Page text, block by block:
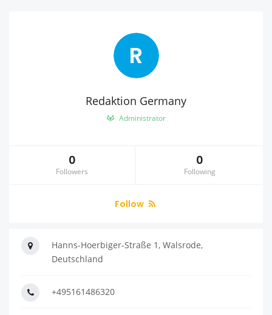
R
Redaktion Germany
Administrator
0
Followers
0
Following
Follow
Hanns-Hoerbiger-Straße 1, Walsrode,
Deutschland
+495161486320